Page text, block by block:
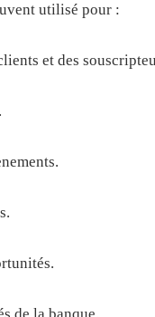
utilisé pour :
et des